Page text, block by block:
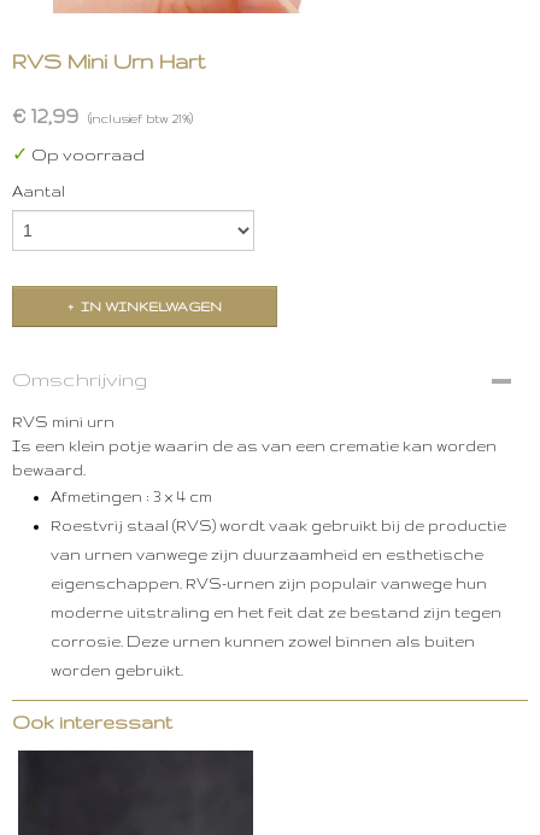
RVS Mini Urn Hart
€ 12,99 (inclusief btw 21%)
✓ Op voorraad
Aantal
IN WINKELWAGEN
Omschrijving
RVS mini urn
Is een klein potje waarin de as van een crematie kan worden
bewaard.
Afmetingen : 3 x 4 cm
Roestvrij staal (RVS) wordt vaak gebruikt bij de productie
van urnen vanwege zijn duurzaamheid en esthetische
eigenschappen. RVS-urnen zijn populair vanwege hun
moderne uitstraling en het feit dat ze bestand zijn tegen
corrosie. Deze urnen kunnen zowel binnen als buiten
worden gebruikt.
Ook interessant